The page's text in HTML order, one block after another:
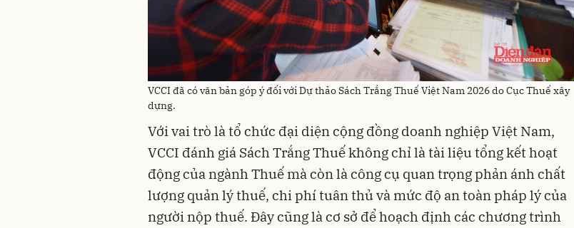
VCCI đã có văn bản góp ý đối với Dự thảo Sách Trắng Thuế Việt Nam 2026 do Cục Thuế xây
dựng.
Với vai trò là tổ chức đại diện cộng đồng doanh nghiệp Việt Nam,
VCCI đánh giá Sách Trắng Thuế không chỉ là tài liệu tổng kết hoạt
động của ngành Thuế mà còn là công cụ quan trọng phản ánh chất
lượng quản lý thuế, chi phí tuân thủ và mức độ an toàn pháp lý của
người nộp thuế. Đây cũng là cơ sở để hoạch định các chương trình